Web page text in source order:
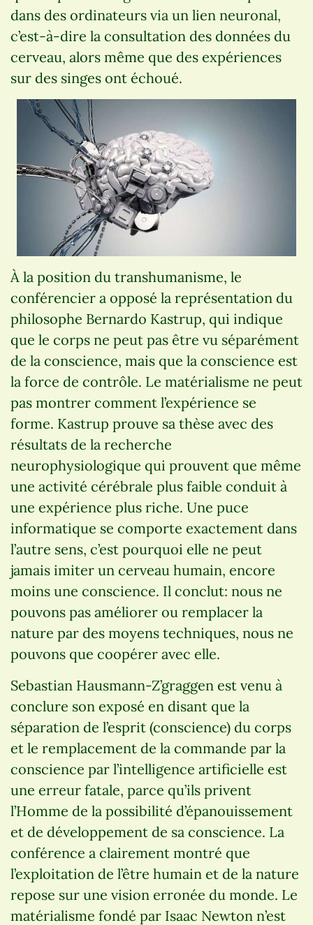
dans des ordinateurs via un lien neuronal,
c’est-à-dire la consultation des données du
cerveau, alors même que des expériences
sur des singes ont échoué.
À la position du transhumanisme, le
conférencier a opposé la représentation du
philosophe Bernardo Kastrup, qui indique
que le corps ne peut pas être vu séparément
de la conscience, mais que la conscience est
la force de contrôle. Le matérialisme ne peut
pas montrer comment l’expérience se
forme. Kastrup prouve sa thèse avec des
résultats de la recherche
neurophysiologique qui prouvent que même
une activité cérébrale plus faible conduit à
une expérience plus riche. Une puce
informatique se comporte exactement dans
l’autre sens, c’est pourquoi elle ne peut
jamais imiter un cerveau humain, encore
moins une conscience. Il conclut: nous ne
pouvons pas améliorer ou remplacer la
nature par des moyens techniques, nous ne
pouvons que coopérer avec elle.
Sebastian Hausmann-Z’graggen est venu à
conclure son exposé en disant que la
séparation de l’esprit (conscience) du corps
et le remplacement de la commande par la
conscience par l’intelligence artificielle est
une erreur fatale, parce qu’ils privent
l’Homme de la possibilité d’épanouissement
et de développement de sa conscience. La
conférence a clairement montré que
l’exploitation de l’être humain et de la nature
repose sur une vision erronée du monde. Le
matérialisme fondé par Isaac Newton n’est